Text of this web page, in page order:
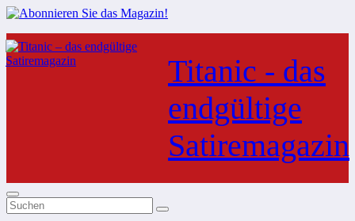
Zum
Inhalt
springen
Titanic - das
endgültige
Satiremagazin